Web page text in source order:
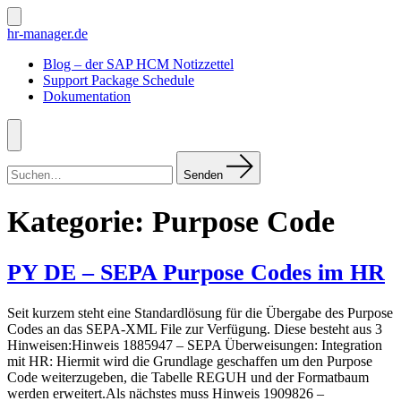
Zum
Inhalt
Suche
ein-/ausblenden
hr-manager.de
Blog – der SAP HCM Notizzettel
Support Package Schedule
Dokumentation
Menü
nach:
Senden
Kategorie: Purpose Code
PY DE – SEPA Purpose Codes im HR
Seit kurzem steht eine Standardlösung für die Übergabe des Purpose
Codes an das SEPA-XML File zur Verfügung. Diese besteht aus 3
Hinweisen:Hinweis 1885947 – SEPA Überweisungen: Integration
mit HR: Hiermit wird die Grundlage geschaffen um den Purpose
Code weiterzugeben, die Tabelle REGUH und der Formatbaum
werden erweitert.Als nächstes muss Hinweis 1909826 –